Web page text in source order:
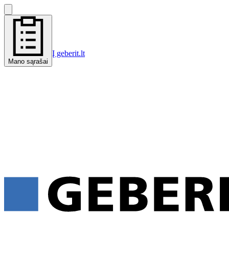
Mano sąrašai
Į geberit.lt